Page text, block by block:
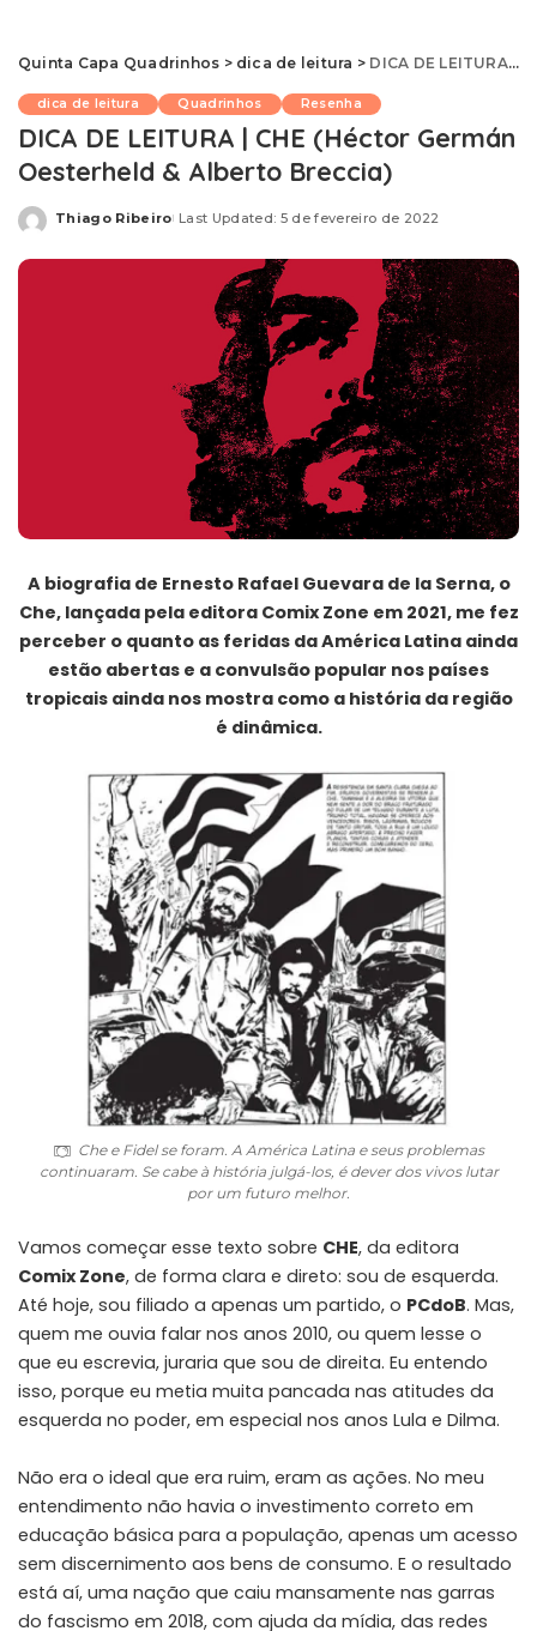
Quinta Capa Quadrinhos > dica de leitura > DICA DE LEITURA | CHE (Héctor Germán Oesterheld & Alberto Breccia)
dica de leitura Quadrinhos Resenha
DICA DE LEITURA | CHE (Héctor Germán
Oesterheld & Alberto Breccia)
Posted
Thiago Ribeiro Last Updated: 5 de fevereiro de 2022
A biografia de Ernesto Rafael Guevara de la Serna, o
Che, lançada pela editora Comix Zone em 2021, me fez
perceber o quanto as feridas da América Latina ainda
estão abertas e a convulsão popular nos países
tropicais ainda nos mostra como a história da região
é dinâmica.
Che e Fidel se foram. A América Latina e seus problemas
continuaram. Se cabe à história julgá-los, é dever dos vivos lutar
por um futuro melhor.
Vamos começar esse texto sobre CHE, da editora
Comix Zone, de forma clara e direto: sou de esquerda.
Até hoje, sou filiado a apenas um partido, o PCdoB. Mas,
quem me ouvia falar nos anos 2010, ou quem lesse o
que eu escrevia, juraria que sou de direita. Eu entendo
isso, porque eu metia muita pancada nas atitudes da
esquerda no poder, em especial nos anos Lula e Dilma.
Não era o ideal que era ruim, eram as ações. No meu
entendimento não havia o investimento correto em
educação básica para a população, apenas um acesso
sem discernimento aos bens de consumo. E o resultado
está aí, uma nação que caiu mansamente nas garras
do fascismo em 2018, com ajuda da mídia, das redes